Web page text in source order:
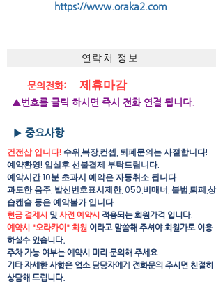
https://www.oraka2.com
연락처 정보
문의전화: 제휴마감
▲번호를 클릭 하시면 즉시 전화 연결 됩니다.
▶ 중요사항
건전샵 입니다! 수위,복장,컨셉, 퇴폐문의는 사절합니다!
예약환영! 입실후 선불결제 부탁드립니다.
예약시간 10분 초과시 예약은 자동취소 됩니다.
​과도한 음주, 발신번호표시제한, 050,비매너, 불법,퇴폐,상
습캔슬 등은 예약불가 입니다.
현금 결제시 및 사전 예약시 적용되는 회원가격 입니다.
예약시 "오라카이" 회원 이라고 말씀해 주셔야 회원가로 이용
하실수 있습니다.
주차 가능 여부는 예약시 미리 문의해 주세요
​기타 자세한 사항은 업소 담당자에게 전화문의 주시면 친절히
상담해 드립니다.